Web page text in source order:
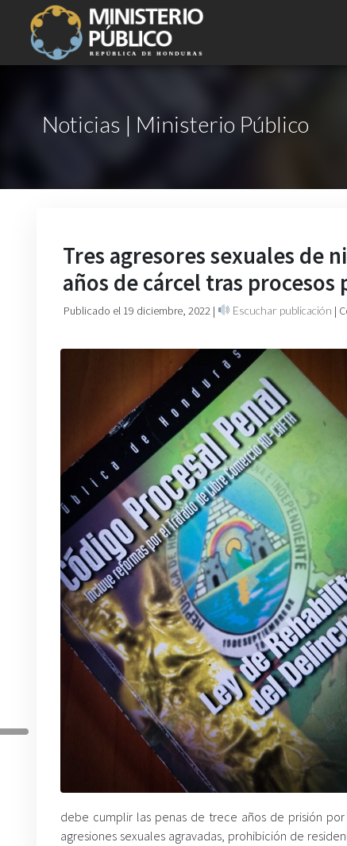
Noticias | Ministerio Público
Tres agresores sexuales de
años de cárcel tras
Publicado el 19 diciembre, 2022 | Escuchar publicación |
debe cumplir las penas de trece años de prisión
agresiones sexuales agravadas, prohibición de